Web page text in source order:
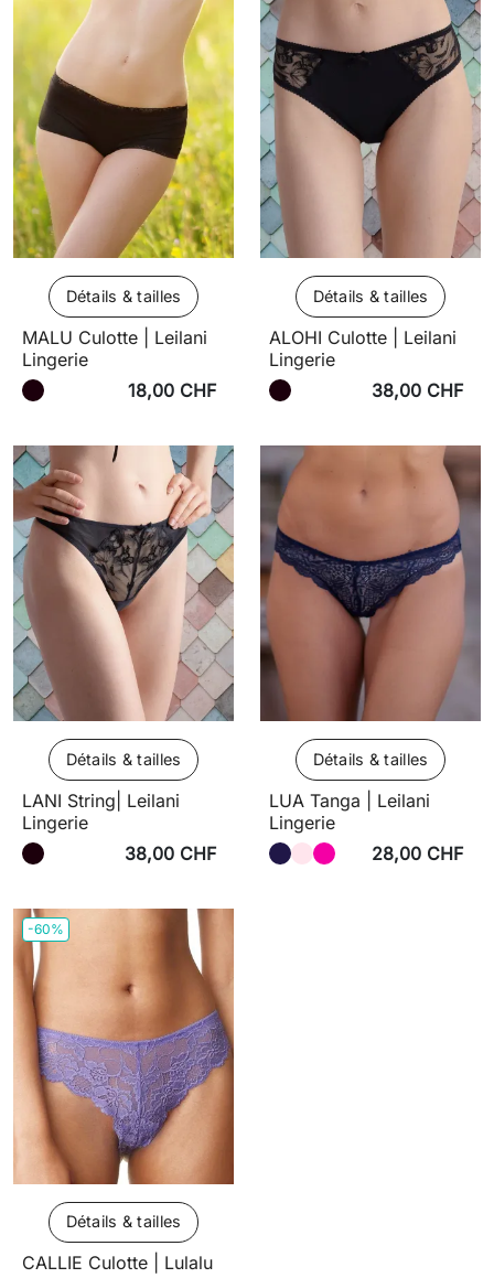
Détails & tailles
MALU Culotte | Leilani
Lingerie
18,00 CHF
Détails & tailles
ALOHI Culotte | Leilani
Lingerie
38,00 CHF
Détails & tailles
LANI String| Leilani
Lingerie
38,00 CHF
Détails & tailles
LUA Tanga | Leilani
Lingerie
28,00 CHF
-60%
Détails & tailles
CALLIE Culotte | Lulalu